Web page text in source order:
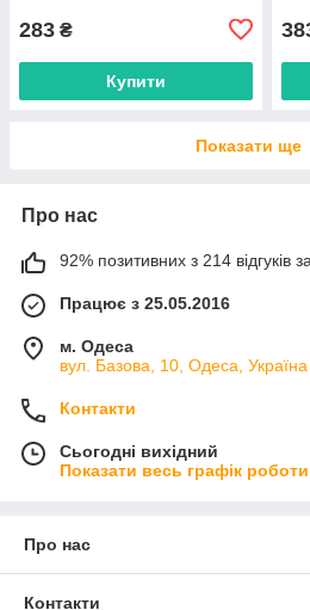
283 ₴
Купити
Показати ще
Про нас
92% позитивних з 214 відгуків
Працює з 25.05.2016
м. Одеса
вул. Базова, 10, Одеса, Україна
Контакти
Сьогодні вихідний
Показати весь графік роботи
Про нас
Контакти